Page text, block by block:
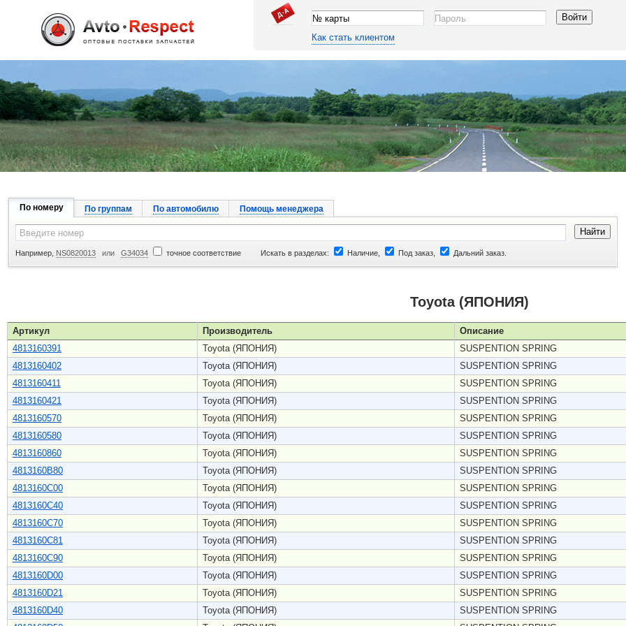
Джапан Авто
Как стать клиентом
По номеру По группам По автомобилю Помощь менеджера
Например, NS0820013 или G34034 точное соответствие Искать в разделах: Наличие, Под заказ, Дальний заказ.
Toyota (ЯПОНИЯ)
Артикул Производитель
Описание
4813160391
Toyota (ЯПОНИЯ)
SUSPENTION SPRING
4813160402
Toyota (ЯПОНИЯ)
SUSPENTION SPRING
4813160411
Toyota (ЯПОНИЯ)
SUSPENTION SPRING
4813160421
Toyota (ЯПОНИЯ)
SUSPENTION SPRING
4813160570
Toyota (ЯПОНИЯ)
SUSPENTION SPRING
4813160580
Toyota (ЯПОНИЯ)
SUSPENTION SPRING
4813160860
Toyota (ЯПОНИЯ)
SUSPENTION SPRING
4813160B80
Toyota (ЯПОНИЯ)
SUSPENTION SPRING
4813160C00
Toyota (ЯПОНИЯ)
SUSPENTION SPRING
4813160C40
Toyota (ЯПОНИЯ)
SUSPENTION SPRING
4813160C70
Toyota (ЯПОНИЯ)
SUSPENTION SPRING
4813160C81
Toyota (ЯПОНИЯ)
SUSPENTION SPRING
4813160C90
Toyota (ЯПОНИЯ)
SUSPENTION SPRING
4813160D00
Toyota (ЯПОНИЯ)
SUSPENTION SPRING
4813160D21
Toyota (ЯПОНИЯ)
SUSPENTION SPRING
4813160D40
Toyota (ЯПОНИЯ)
SUSPENTION SPRING